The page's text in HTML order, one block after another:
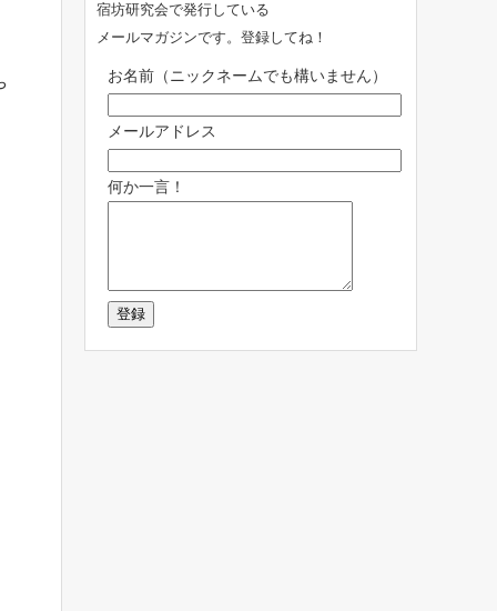
宿坊研究会で発行している
メールマガジンです。登録してね！
お名前（ニックネームでも構いません）
メールアドレス
何か一言！